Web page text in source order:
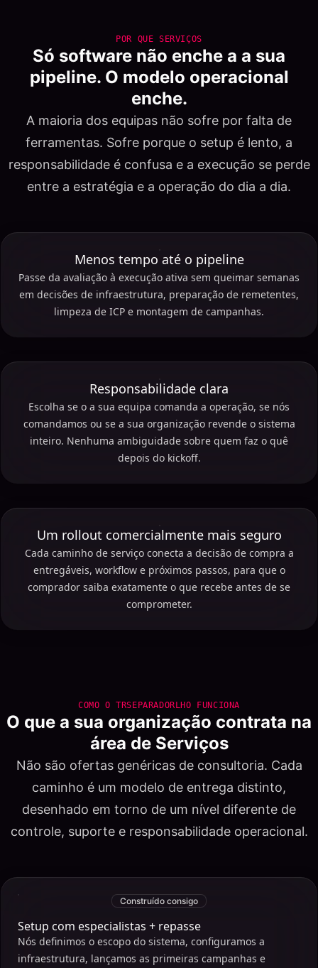
POR QUE SERVIÇOS
Só software não enche a a sua
pipeline. O modelo operacional
enche.
A maioria dos equipas não sofre por falta de
ferramentas. Sofre porque o setup é lento, a
responsabilidade é confusa e a execução se perde
entre a estratégia e a operação do dia a dia.
Menos tempo até o pipeline
Passe da avaliação à execução ativa sem queimar semanas
em decisões de infraestrutura, preparação de remetentes,
limpeza de ICP e montagem de campanhas.
Responsabilidade clara
Escolha se o a sua equipa comanda a operação, se nós
comandamos ou se a sua organização revende o sistema
inteiro. Nenhuma ambiguidade sobre quem faz o quê
depois do kickoff.
Um rollout comercialmente mais seguro
Cada caminho de serviço conecta a decisão de compra a
entregáveis, workflow e próximos passos, para que o
comprador saiba exatamente o que recebe antes de se
comprometer.
COMO O TRSEPARADORLHO FUNCIONA
O que a sua organização contrata na
área de Serviços
Não são ofertas genéricas de consultoria. Cada
caminho é um modelo de entrega distinto,
desenhado em torno de um nível diferente de
controle, suporte e responsabilidade operacional.
Construído consigo
Setup com especialistas + repasse
Nós definimos o escopo do sistema, configuramos a
infraestrutura, lançamos as primeiras campanhas e